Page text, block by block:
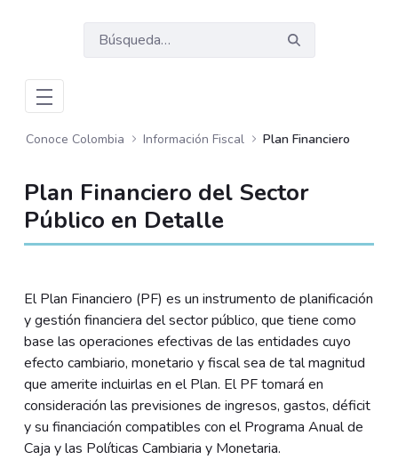
Conoce Colombia Información Fiscal Plan Financiero
Plan Financiero del Sector
Público en Detalle
El Plan Financiero (PF) es un instrumento de planificación
y gestión financiera del sector público, que tiene como
base las operaciones efectivas de las entidades cuyo
efecto cambiario, monetario y fiscal sea de tal magnitud
que amerite incluirlas en el Plan. El PF tomará en
consideración las previsiones de ingresos, gastos, déficit
y su financiación compatibles con el Programa Anual de
Caja y las Políticas Cambiaria y Monetaria.
0 de 11 Artículos seleccionados/as